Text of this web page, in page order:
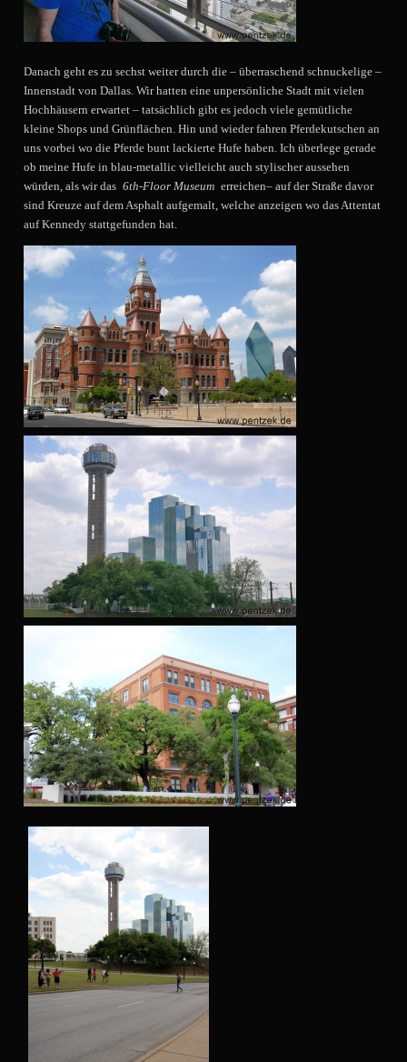
Danach geht es zu sechst weiter durch die – überraschend schnuckelige –
Innenstadt von Dallas. Wir hatten eine unpersönliche Stadt mit vielen
Hochhäusern erwartet – tatsächlich gibt es jedoch viele gemütliche
kleine Shops und Grünflächen. Hin und wieder fahren Pferdekutschen an
uns vorbei wo die Pferde bunt lackierte Hufe haben. Ich überlege gerade
ob meine Hufe in blau-metallic vielleicht auch stylischer aussehen
würden, als wir das 6th-Floor Museum erreichen– auf der Straße davor
sind Kreuze auf dem Asphalt aufgemalt, welche anzeigen wo das Attentat
auf Kennedy stattgefunden hat.